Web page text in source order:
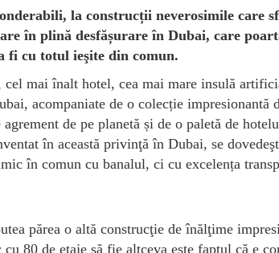
la construcții neverosimile care
în plină desfășurare în Dubai, care
fi cu totul ieşite din comun.
mai înalt hotel, cea mai mare insulă
acompaniate de o colecție impresionantă
de pe planetă și de o paletă de
în această privinţă în Dubai, se
în comun cu banalul, ci cu excelența
părea o altă construcţie de înălţime
80 de etaje să fie altceva este faptul că e